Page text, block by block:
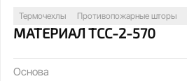
Термочехлы Противопожарные шторы
МАТЕРИАЛ ТСС-2-570
Основа